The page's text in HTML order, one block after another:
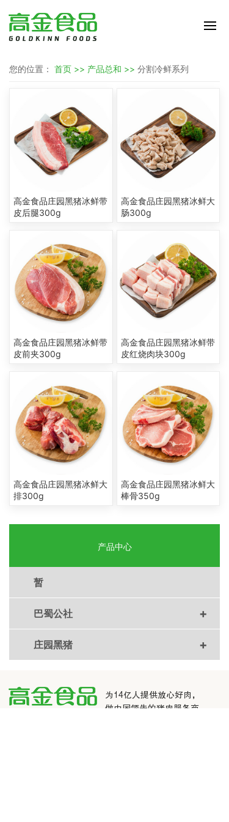
您的位置： 首页 >> 产品总和 >> 分割冷鲜系列
高金食品庄园黑猪冰鲜带
皮后腿300g
高金食品庄园黑猪冰鲜大
肠300g
高金食品庄园黑猪冰鲜带
皮前夹300g
高金食品庄园黑猪冰鲜带
皮红烧肉块300g
高金食品庄园黑猪冰鲜大
排300g
高金食品庄园黑猪冰鲜大
棒骨350g
产品中心
暂
巴蜀公社 +
庄园黑猪 +
为14亿人提供放心好肉，
做中国领先的猪肉服务商